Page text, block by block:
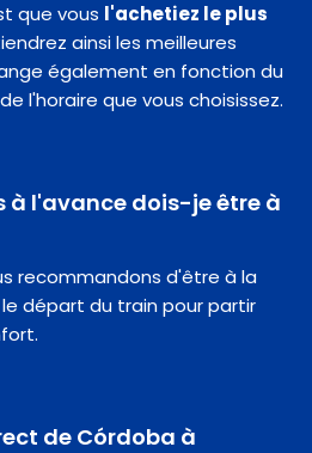
que vous l'achetiez le plus
ainsi les meilleures
également en fonction du
l'horaire que vous choisissez.
à l'avance dois-je être à
recommandons d'être à la
départ du train pour partir
de Córdoba à